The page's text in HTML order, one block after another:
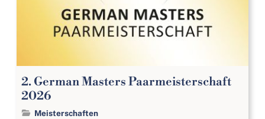
2. German Masters Paarmeisterschaft
2026
Meisterschaften